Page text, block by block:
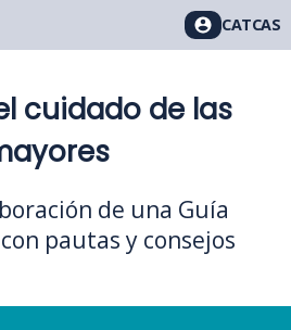
CATCAS
cuidado de las
de una Guía
pautas y consejos